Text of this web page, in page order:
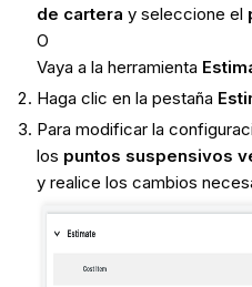
de cartera y seleccione el
O
Vaya a la herramienta
Haga clic en la pestaña
Para modificar la
los puntos suspensivos
y realice los cambios